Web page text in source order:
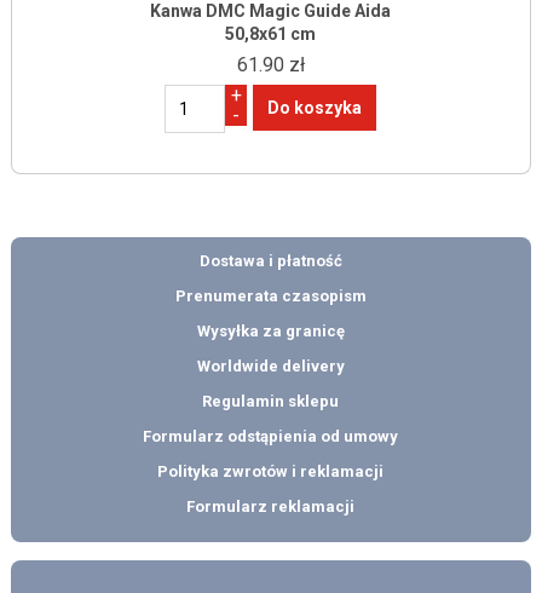
Kanwa DMC Magic Guide Aida
50,8x61 cm
61.90 zł
+
-
Dostawa i płatność
Prenumerata czasopism
Wysyłka za granicę
Worldwide delivery
Regulamin sklepu
Formularz odstąpienia od umowy
Polityka zwrotów i reklamacji
Formularz reklamacji